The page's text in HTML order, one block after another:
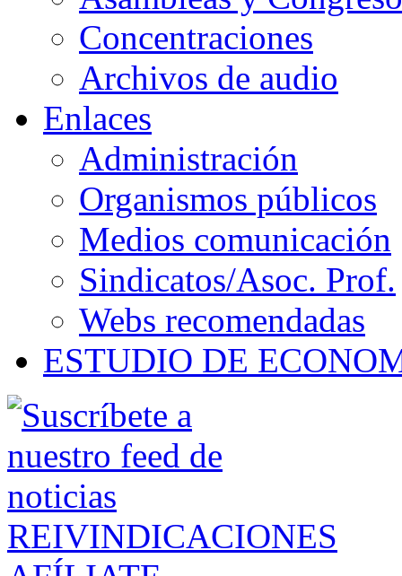
Concentraciones
Archivos de audio
Enlaces
Administración
Organismos públicos
Medios comunicación
Sindicatos/Asoc. Prof.
Webs recomendadas
ESTUDIO DE
REIVINDICACIONES